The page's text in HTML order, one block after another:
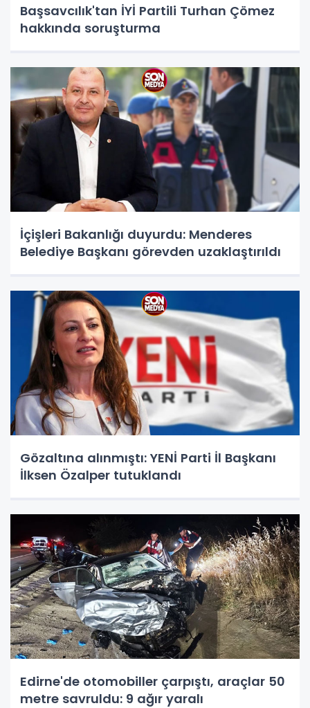
Başsavcılık'tan İYİ Partili Turhan Çömez
hakkında soruşturma
İçişleri Bakanlığı duyurdu: Menderes
Belediye Başkanı görevden uzaklaştırıldı
Gözaltına alınmıştı: YENİ Parti İl Başkanı
İlksen Özalper tutuklandı
Edirne'de otomobiller çarpıştı, araçlar 50
metre savruldu: 9 ağır yaralı